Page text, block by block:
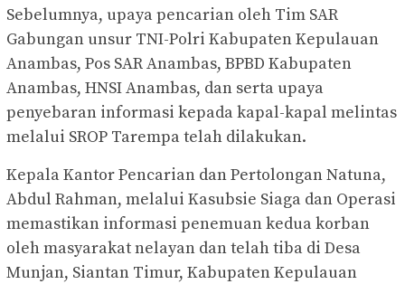
Sebelumnya, upaya pencarian oleh Tim SAR
Gabungan unsur TNI-Polri Kabupaten Kepulauan
Anambas, Pos SAR Anambas, BPBD Kabupaten
Anambas, HNSI Anambas, dan serta upaya
penyebaran informasi kepada kapal-kapal melintas
melalui SROP Tarempa telah dilakukan.
Kepala Kantor Pencarian dan Pertolongan Natuna,
Abdul Rahman, melalui Kasubsie Siaga dan Operasi
memastikan informasi penemuan kedua korban
oleh masyarakat nelayan dan telah tiba di Desa
Munjan, Siantan Timur, Kabupaten Kepulauan